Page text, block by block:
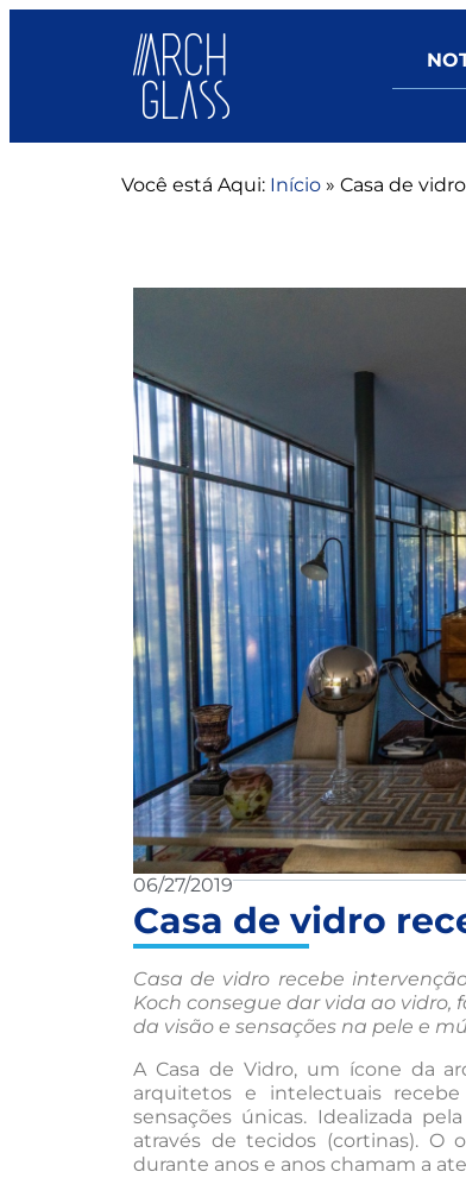
Você está Aqui: Início » Casa de
06/27/2019
Casa de vidro
Casa de vidro recebe
Koch consegue dar vida ao
da visão e sensações na pele e
A Casa de Vidro, um ícone da
arquitetos e intelectuais
sensações únicas. Idealizada
através de tecidos (cortinas). O
durante anos e anos chamam a